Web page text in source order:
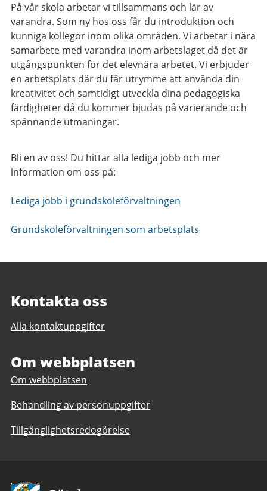
På vår skola arbetar vi tillsammans och lär av
varandra. Som ny hos oss får du introduktion och
kunniga kollegor inom olika områden. Vi arbetar i nära
samarbete med varandra inom arbetslaget då det är
utgångspunkten för det elevnära arbetet. Vi erbjuder
en arbetsplats där du får utrymme att använda din
kreativitet och samtidigt utveckla dina pedagogiska
färdigheter då du kommer bjudas på varierande och
spännande utmaningar.
Bli en av oss! Du hittar alla lediga jobb och mer
information om oss på:
Lediga jobb i grundskoleförvaltningen
Grundskoleförvaltningen som arbetsplats
Kontakta oss
Alla kontaktuppgifter
Om webbplatsen
Om webbplatsen
Behandling av personuppgifter
Tillgänglighetsredogörelse